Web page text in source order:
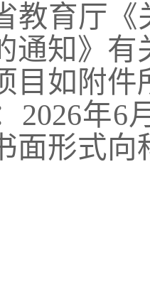
教育厅《
知》 有
目 如附件
2026年6
面形式向